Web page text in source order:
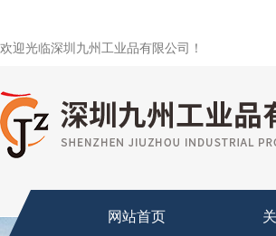
欢迎光临深圳九州工业品有限公司！
网站首页